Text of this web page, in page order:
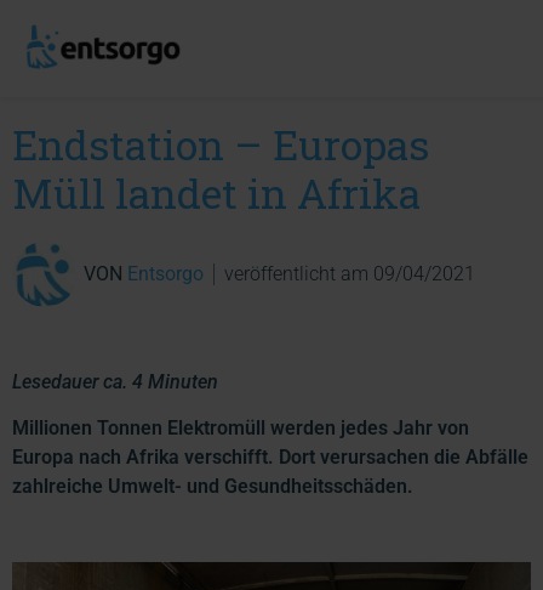
Endstation – Europas
Müll landet in Afrika
VON Entsorgo veröffentlicht am 09/04/2021
Lesedauer ca. 4 Minuten
Millionen Tonnen Elektromüll werden jedes Jahr von
Europa nach Afrika verschifft. Dort verursachen die Abfälle
zahlreiche Umwelt- und Gesundheitsschäden.